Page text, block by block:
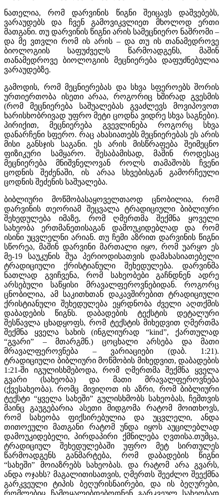
ნათელია, რომ დარვინის წიგნი შეიცავს დაშვებებს,
ვარაუდებს და ჩვენ გამოვიკვლიეთ მხოლოდ ერთი
მათგანი. თუ დარვინის წიგნი არის სამეცნიერო ნაშრომი –
და მე ვთვლი რომ ის არის – და თუ ის თანამედროვე
ბიოლოგიის საფუძველს წარმოადგენს, მაშინ
თანამედროვე ბიოლოგიის მეცნიერება დაფუძნებულია
ვარაუდებზე.
გამოდის, რომ მეცნიერებას და სხვა სფეროებს შორის
ურთიერთობა ისეთი არაა, როგორიც ხშირად გვესმის
(რომ მეცნიერება საშუალებას გვაძლევს მოვიპოვოთ
ხარისხობრივად უფრო მეტი ცოდნა ვიდრე სხვა საგნები).
პირიქით, მეცნიერება გვევლინება როგორც სხვა
დანარჩენი სფერო. რაც ახასიათებს მეცნიერებას ეს არის
მისი განსჯის საგანი. ეს არის მისწრაფება შეიმეცნო
ფიზიკური სამყარო. შესაბამისად, მაშინ როდესაც
მეცნიერება მნიშვნელოვან როლს თამაშობს ჩვენი
ცოდნის შეძენაში, ის არაა სხვებისგან გამორჩეული
ცოდნის შეძენის საშუალება.
ბიბლიური მოწმობასაყოველთაოდ ცნობილია, რომ
დარვინის თეორიამ შეცვალა ტრადიციული ბიბლიური
შეხედულება იმაზე, რომ ღმერთმა შექმნა ყოველი
სახეობა ერთმანეთისაგან დამოუკიდებლად და რომ
ისინი უცვლელნი არიან. თუ ჩემი აზრით დარვინის წიგნი
სწორეა, მაშინ დარვინი მართალი იყო, რომ უარყო ეს
მე-19 საუკუნის შუა პერიოდისათვის დამახასიათებელი
ტრადიციული ქრისტიანული შეხედულება. დარვინმა
ნათლად გვიჩვენა, რომ სახეობები გაჩნდნენ ადრე
არსებული საწყისი მრავალფეროვნებიდან. როგორც
ცნობილია, ამ საკითხთან დაკავშირებით ტრადიციული
ქრისტიანული შეხედულება ეყრდნობა ძველი აღთქმის
დაბადების წიგნს. დაბადების ტექსტის დეტალური
შესწავლა ცხადყოფს, რომ ტექსტის მიხედვით ღმერთმა
შექმნა ყველა სახის (ინგლიურად “kind”, ქართულად
“გვარი” – მთარგმნ.) ცოცხალი არსება და მათი
მრავალფეროვნება – ვარიაციები (დაბ. 1:21).
ტრადიციული ბიბლიური მოწმობის მიხედვით, დაბადების
1:21-ში იგულისხმებოდა, რომ ღმერთმა შექმნა ყველა
გვარი (სახეობა) და მათი მრავალფეროვნება
(ქვესახეობა). რომც მივიღოთ ის აზრი, რომ ბიბლიური
ტექსტი “ყველა სახეში” გულისხმობს სახეობას, ჩემთვის
მაინც გაუგებარია ასეთი მიდგომა რატომ მოითხოვს,
რომ სახეობა ფიქსირებულია და უცვლელი, ანდა
თითოეული მათგანი რატომ უნდა იყოს აუცილებლად
დამოუკიდებელი, პირდაპირი ქმნილება ღვთისა.თუმცა,
ტრადიციულ შეხედულებაში უფრო მეტ სირთულეს
წარმოადგენს განმარტება, რომ დაბადების წიგნი
“სახეში” მოიაზრებს სახეობას. და რატომ არა გვარს,
ანდა ოჯახს? მაგალითისათვის, ღმერთს შეეძლო შეექმნა
გარკვეული ტიპის ბეღურისნაირები, და ის ბეღურები,
რომლებიც ჩამოყალიბდებოდნენ გარკვეულ სახეობად